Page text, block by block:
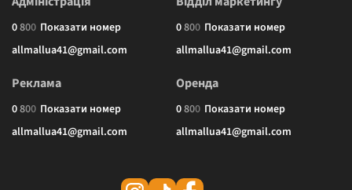
0800 Показати номер
allmallua41@gmail.com
0800 Показати номер
allmallua41@gmail.com
Реклама
0800 Показати номер
allmallua41@gmail.com
Оренда
0800 Показати номер
allmallua41@gmail.com